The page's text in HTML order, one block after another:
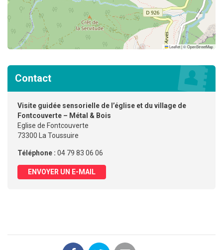
Leaflet|©OpenStreetMap
Contact
Visite guidée sensorielle de l’église et du village de
Fontcouverte – Métal & Bois
Eglise de Fontcouverte
73300 La Toussuire
Téléphone : 04 79 83 06 06
ENVOYER UN E-MAIL